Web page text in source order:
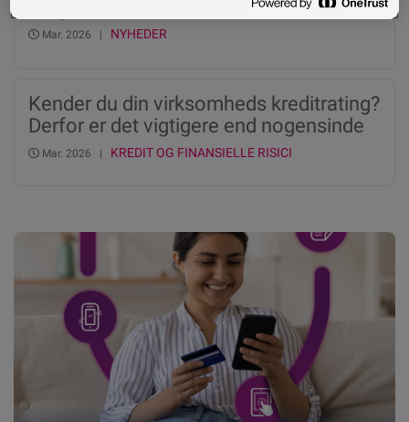
Mar. 2026 | NYHEDER
Kender du din virksomheds kreditrating?
Derfor er det vigtigere end nogensinde
førMar. 2026 | KREDIT OG FINANSIELLE RISICI